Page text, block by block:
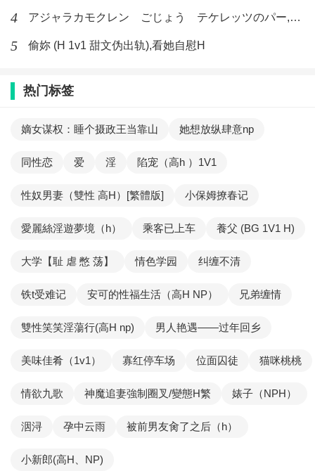
4 アジャラカモクレン ごじょう テケレッツのパー,【No. 42 Rube Goldberg Machine】十四
5 偷妳 (H 1v1 甜文伪出轨),看她自慰H
热门标签
嫡女谋权：睡个摄政王当靠山 她想放纵肆意np
同性恋 爱 淫 陷宠（高h ）1V1
性奴男妻（雙性 高H）[繁體版] 小保姆撩春记
愛麗絲淫遊夢境（h） 乘客已上车 養父 (BG 1V1 H)
大学【耻 虐 憋 荡】 情色学园 纠缠不清
铁t受难记 安可的性福生活（高H NP） 兄弟缠情
雙性笑笑淫蕩行(高H np) 男人艳遇——过年回乡
美味佳肴（1v1） 寡红停车场 位面囚徒 猫咪桃桃
情欲九歌 神魔追妻強制圈叉/變態H繁 婊子（NPH）
洇浔 孕中云雨 被前男友肏了之后（h）
小新郎(高H、NP)